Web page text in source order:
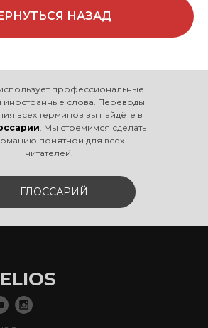
НАЗАД
профессиональные
иностранные слова. Переводы
всех терминов вы найдёте в
. Мы стремимся сделать
понятной для всех
читателей.
ГЛОССАРИЙ